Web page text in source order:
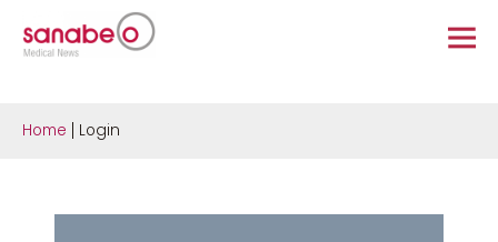
Home Login